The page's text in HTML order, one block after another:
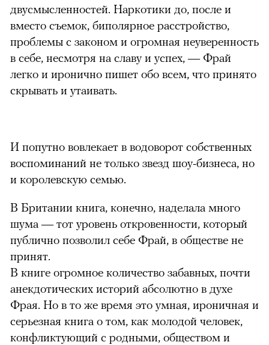
двусмысленностей. Наркотики до, после и
вместо съемок, биполярное расстройство,
проблемы с законом и огромная неуверенность
в себе, несмотря на славу и успех, — Фрай
легко и иронично пишет обо всем, что принято
скрывать и утаивать.
И попутно вовлекает в водоворот собственных
воспоминаний не только звезд шоу-бизнеса, но
и королевскую семью.
В Британии книга, конечно, наделала много
шума — тот уровень откровенности, который
публично позволил себе Фрай, в обществе не
принят.
В книге огромное количество забавных, почти
анекдотических историй абсолютно в духе
Фрая. Но в то же время это умная, ироничная и
серьезная книга о том, как молодой человек,
конфликтующий с родными, обществом и